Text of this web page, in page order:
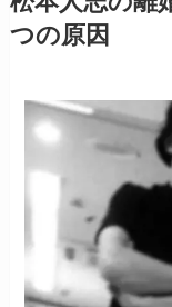
つの原因